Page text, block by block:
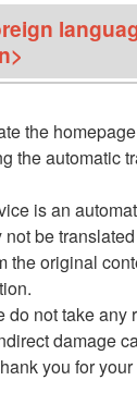
探す
象から探す
わせ
the
the automatic
is an
not be
the original
do not take any
damage
you for